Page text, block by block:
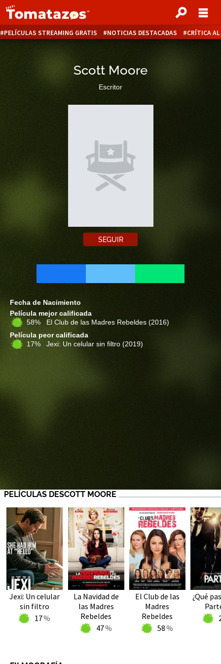
PELÍCULAS STREAMING GRATIS NOTICIAS DESTACADAS CRÍTICA
Scott Moore
Escritor
SEGUIR
Fecha de Nacimiento
Película mejor calificada
58% El Club de las Madres Rebeldes (2016)
Película peor calificada
17% Jexi: Un celular sin filtro (2019)
PELÍCULAS DESCOTT MOORE
Jexi: Un celular
sin filtro
17
La Navidad de
las Madres
Rebeldes
47
El Club de las
Madres
Rebeldes
58
¿Qué